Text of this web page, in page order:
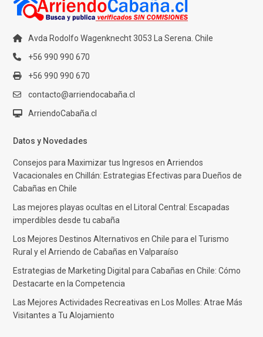
Avda Rodolfo Wagenknecht 3053 La Serena. Chile
+56 990 990 670
+56 990 990 670
contacto@arriendocabaña.cl
ArriendoCabaña.cl
Datos y Novedades
Consejos para Maximizar tus Ingresos en Arriendos
Vacacionales en Chillán: Estrategias Efectivas para Dueños de
Cabañas en Chile
Las mejores playas ocultas en el Litoral Central: Escapadas
imperdibles desde tu cabaña
Los Mejores Destinos Alternativos en Chile para el Turismo
Rural y el Arriendo de Cabañas en Valparaíso
Estrategias de Marketing Digital para Cabañas en Chile: Cómo
Destacarte en la Competencia
Las Mejores Actividades Recreativas en Los Molles: Atrae Más
Visitantes a Tu Alojamiento